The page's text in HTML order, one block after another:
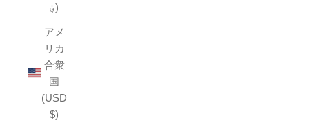
؋)
アメ
リカ
合衆
国
(USD
$)